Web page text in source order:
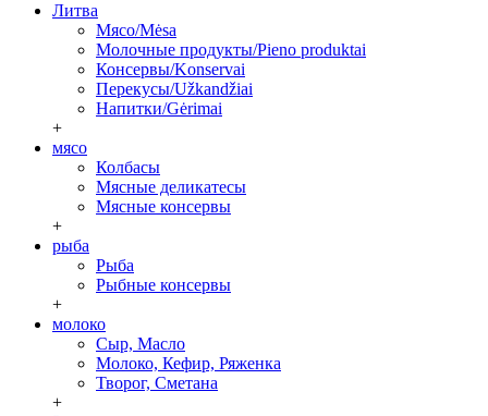
Литва
Мясо/Mėsa
Молочные продукты/Pieno produktai
Консервы/Konservai
Перекусы/Užkandžiai
Напитки/Gėrimai
+
мясо
Колбасы
Мясные деликатесы
Мясные консервы
+
рыба
Рыба
Рыбные консервы
+
молоко
Сыр, Масло
Молоко, Кефир, Ряженка
Творог, Сметана
+